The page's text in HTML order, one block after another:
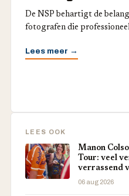
De NSP behartigt de
fotografen die
Lees meer →
LEES OOK
Manon
Tour: veel
verrassend
06 aug 2026